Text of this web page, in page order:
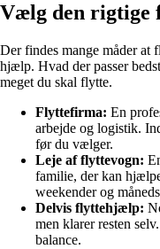
Vælg den rigtige
Der findes mange måder at
hjælp. Hvad der passer
meget du skal flytte.
Flyttefirma: En
arbejde og logistik.
før du vælger.
Leje af flyttevogn:
familie, der kan
weekender og
Delvis flyttehjælp:
men klarer resten
balance.